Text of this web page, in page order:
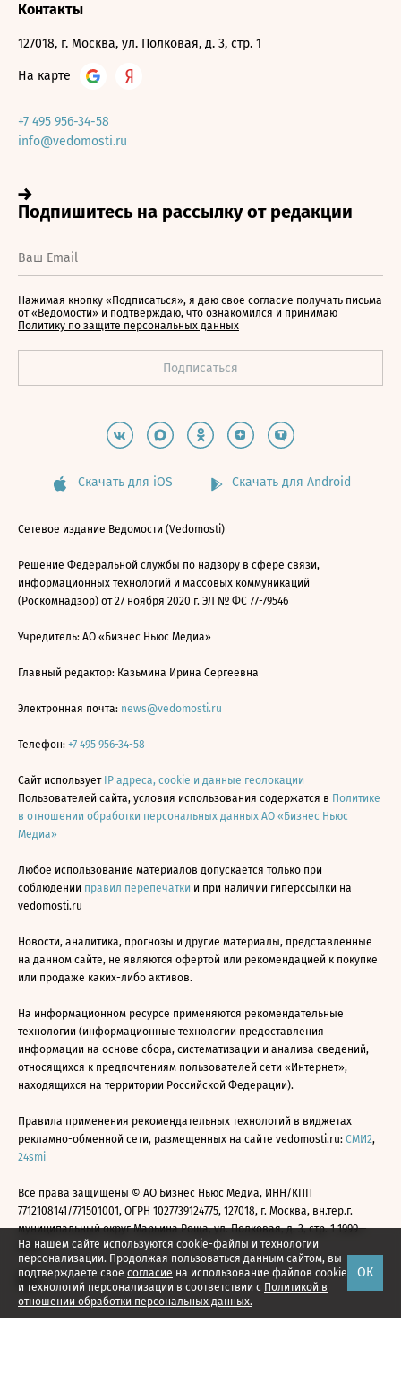
На нашем сайте используются cookie-файлы и технологии
персонализации. Продолжая пользоваться данным сайтом, вы
подтверждаете свое согласие на использование файлов cookie
и технологий персонализации в соответствии с Политикой в
отношении обработки персональных данных.
ОК
Контакты
127018, г. Москва, ул. Полковая, д. 3, стр. 1
На карте
+7 495 956-34-58
info@vedomosti.ru
Нажимая кнопку «Подписаться», я даю свое согласие получать письма
от «Ведомости» и подтверждаю, что ознакомился и принимаю
Политику по защите персональных данных
Скачать для iOS Скачать для Android
Сетевое издание Ведомости (Vedomosti)
Решение Федеральной службы по надзору в сфере связи,
информационных технологий и массовых коммуникаций
(Роскомнадзор) от 27 ноября 2020 г. ЭЛ № ФС 77-79546
Учредитель: АО «Бизнес Ньюс Медиа»
Главный редактор: Казьмина Ирина Сергеевна
Электронная почта: news@vedomosti.ru
Телефон: +7 495 956-34-58
Сайт использует IP адреса, cookie и данные геолокации
Пользователей сайта, условия использования содержатся в Политике
в отношении обработки персональных данных АО «Бизнес Ньюс
Медиа»
Любое использование материалов допускается только при
соблюдении правил перепечатки и при наличии гиперссылки на
vedomosti.ru
Новости, аналитика, прогнозы и другие материалы, представленные
на данном сайте, не являются офертой или рекомендацией к покупке
или продаже каких-либо активов.
На информационном ресурсе применяются рекомендательные
технологии (информационные технологии предоставления
информации на основе сбора, систематизации и анализа сведений,
относящихся к предпочтениям пользователей сети «Интернет»,
находящихся на территории Российской Федерации).
Правила применения рекомендательных технологий в виджетах
рекламно-обменной сети, размещенных на сайте vedomosti.ru: СМИ2,
24smi
Все права защищены © АО Бизнес Ньюс Медиа, ИНН/КПП
7712108141/771501001, ОГРН 1027739124775, 127018, г. Москва, вн.тер.г.
муниципальный округ Марьина Роща, ул. Полковая, д. 3, стр. 1 1999—
2026